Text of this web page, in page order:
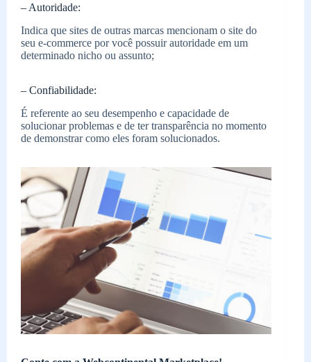
– Autoridade:
Indica que sites de outras marcas mencionam o site do
seu e-commerce por você possuir autoridade em um
determinado nicho ou assunto;
– Confiabilidade:
É referente ao seu desempenho e capacidade de
solucionar problemas e de ter transparência no momento
de demonstrar como eles foram solucionados.